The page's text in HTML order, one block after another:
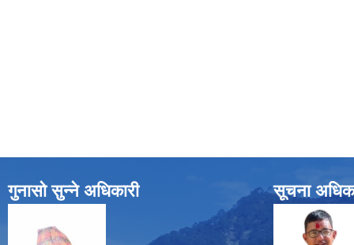
गुनासो सुन्ने अधिकारी सूचना